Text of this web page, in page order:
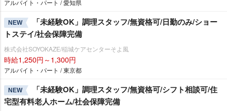
アルバイト・パート / 愛知県
NEW
「未経験OK」調理スタッフ/無資格可/日勤のみ/ショー
トステイ/社会保障完備
株式会社SOYOKAZE/稲城ケアセンターそよ風
時給1,250円～1,300円
アルバイト・パート / 東京都
NEW
「未経験OK」調理スタッフ/無資格可/シフト相談可/住
宅型有料老人ホーム/社会保障完備